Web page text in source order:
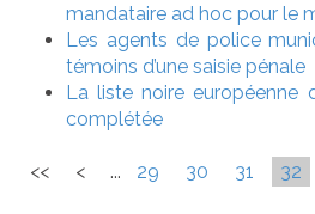
mandataire ad hoc pour le
Les agents de police
témoins d’une saisie pénale
La liste noire européenne
complétée
<< < ... 29 30 31 32